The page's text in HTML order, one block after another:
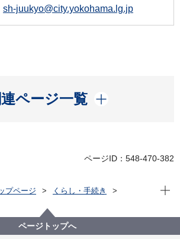
sh-juukyo@city.yokohama.lg.jp
ページ一覧
開く
ページID：548-470-382
プページ
くらし・手続き
（戸籍・住民票など）
施状況
施地区旧新対照表（中区・西区・保土ケ谷
現在
ページトップへ